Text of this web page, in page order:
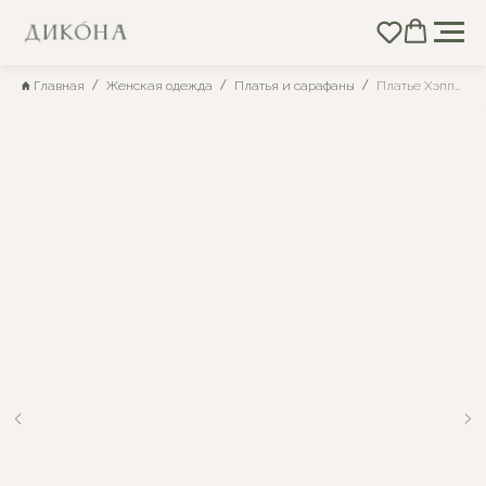
Главная Женская одежда Платья и сарафаны Платье Хэппи №5 бн05